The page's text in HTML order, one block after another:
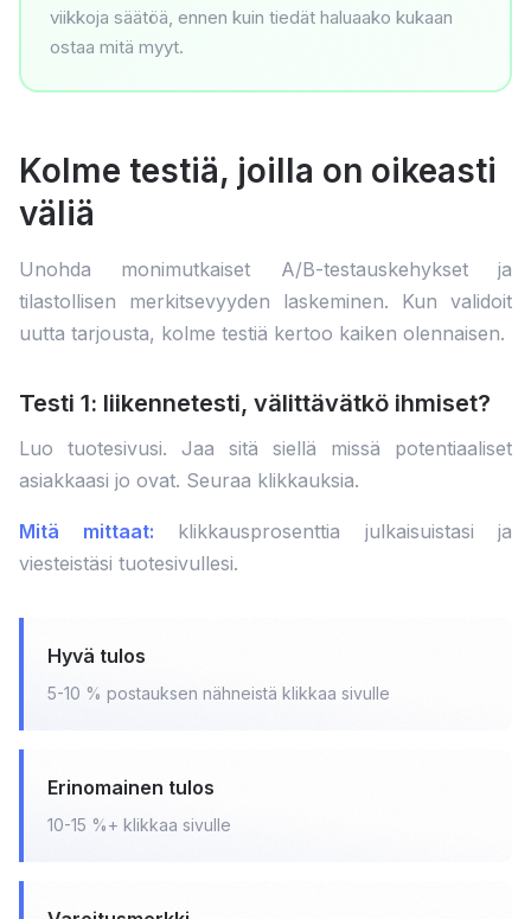
viikkoja säätöä, ennen kuin tiedät haluaako kukaan
ostaa mitä myyt.
Kolme testiä, joilla on oikeasti
väliä
Unohda monimutkaiset A/B-testauskehykset ja
tilastollisen merkitsevyyden laskeminen. Kun validoit
uutta tarjousta, kolme testiä kertoo kaiken olennaisen.
Testi 1: liikennetesti, välittävätkö ihmiset?
Luo tuotesivusi. Jaa sitä siellä missä potentiaaliset
asiakkaasi jo ovat. Seuraa klikkauksia.
Mitä mittaat: klikkausprosenttia julkaisuistasi ja
viesteistäsi tuotesivullesi.
Hyvä tulos
5-10 % postauksen nähneistä klikkaa sivulle
Erinomainen tulos
10-15 %+ klikkaa sivulle